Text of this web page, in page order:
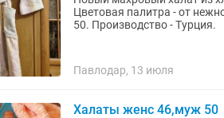
Цветовая палитра - от
50. Производство - Турция.
Павлодар, 13 июля
Халаты женс 46,муж 50